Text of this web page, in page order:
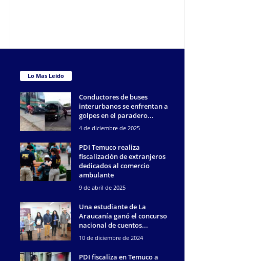
Lo Mas Leido
Conductores de buses
interurbanos se enfrentan a
golpes en el paradero...
4 de diciembre de 2025
PDI Temuco realiza
fiscalización de extranjeros
dedicados al comercio
ambulante
9 de abril de 2025
Una estudiante de La
Araucanía ganó el concurso
nacional de cuentos...
10 de diciembre de 2024
PDI fiscaliza en Temuco a